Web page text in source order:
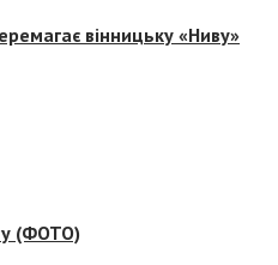
вінницьку «Ниву»
(ФОТО)